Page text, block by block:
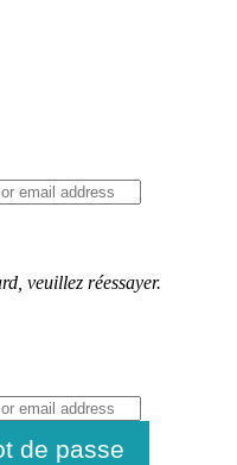
veuillez réessayer.
de passe